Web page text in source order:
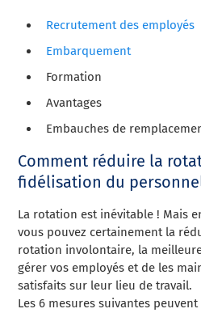
Recrutement des employés
Embarquement
Formation
Avantages
Embauches de
Comment réduire la
fidélisation du
La rotation est inévitable ! Mais
vous pouvez certainement la
rotation involontaire, la
gérer vos employés et de les
satisfaits sur leur lieu de travail.
Les 6 mesures suivantes